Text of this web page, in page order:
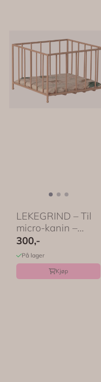
LEKEGRIND – Til
micro-kanin –
Mørk rosa med ...
300,-
På lager
Kjøp